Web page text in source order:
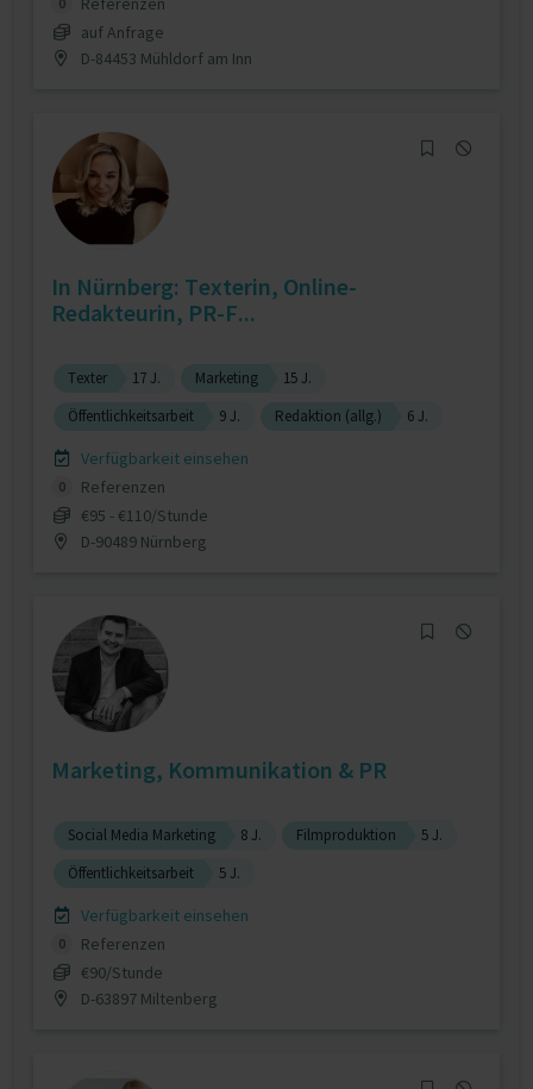
auf Anfrage
D-84453 Mühldorf am Inn
In Nürnberg: Texterin, Online-
Redakteurin, PR-F...
Texter 17 J. Marketing
15 J.
Öffentlichkeitsarbeit
9 J. Redaktion (allg.) 6 J.
Verfügbarkeit einsehen
0
Referenzen
€95 - €110/Stunde
D-90489 Nürnberg
Marketing, Kommunikation & PR
Social Media Marketing 8 J. Filmproduktion
5 J.
Öffentlichkeitsarbeit
5 J.
Verfügbarkeit einsehen
0
Referenzen
€90/Stunde
D-63897 Miltenberg